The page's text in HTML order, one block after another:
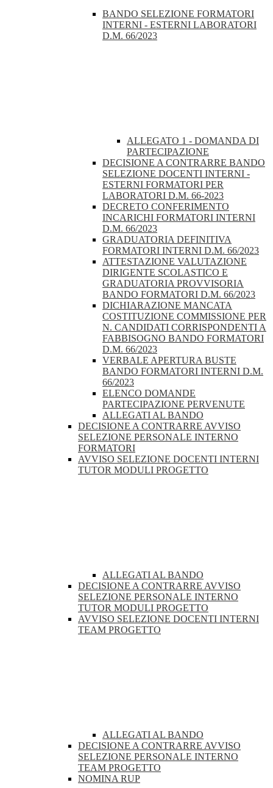
BANDO SELEZIONE FORMATORI
INTERNI - ESTERNI LABORATORI
D.M. 66/2023
ALLEGATO 1 - DOMANDA DI
PARTECIPAZIONE
DECISIONE A CONTRARRE BANDO
SELEZIONE DOCENTI INTERNI -
ESTERNI FORMATORI PER
LABORATORI D.M. 66-2023
DECRETO CONFERIMENTO
INCARICHI FORMATORI INTERNI
D.M. 66/2023
GRADUATORIA DEFINITIVA
FORMATORI INTERNI D.M. 66/2023
ATTESTAZIONE VALUTAZIONE
DIRIGENTE SCOLASTICO E
GRADUATORIA PROVVISORIA
BANDO FORMATORI D.M. 66/2023
DICHIARAZIONE MANCATA
COSTITUZIONE COMMISSIONE PER
N. CANDIDATI CORRISPONDENTI A
FABBISOGNO BANDO FORMATORI
D.M. 66/2023
VERBALE APERTURA BUSTE
BANDO FORMATORI INTERNI D.M.
66/2023
ELENCO DOMANDE
PARTECIPAZIONE PERVENUTE
ALLEGATI AL BANDO
DECISIONE A CONTRARRE AVVISO
SELEZIONE PERSONALE INTERNO
FORMATORI
AVVISO SELEZIONE DOCENTI INTERNI
TUTOR MODULI PROGETTO
ALLEGATI AL BANDO
DECISIONE A CONTRARRE AVVISO
SELEZIONE PERSONALE INTERNO
TUTOR MODULI PROGETTO
AVVISO SELEZIONE DOCENTI INTERNI
TEAM PROGETTO
ALLEGATI AL BANDO
DECISIONE A CONTRARRE AVVISO
SELEZIONE PERSONALE INTERNO
TEAM PROGETTO
NOMINA RUP